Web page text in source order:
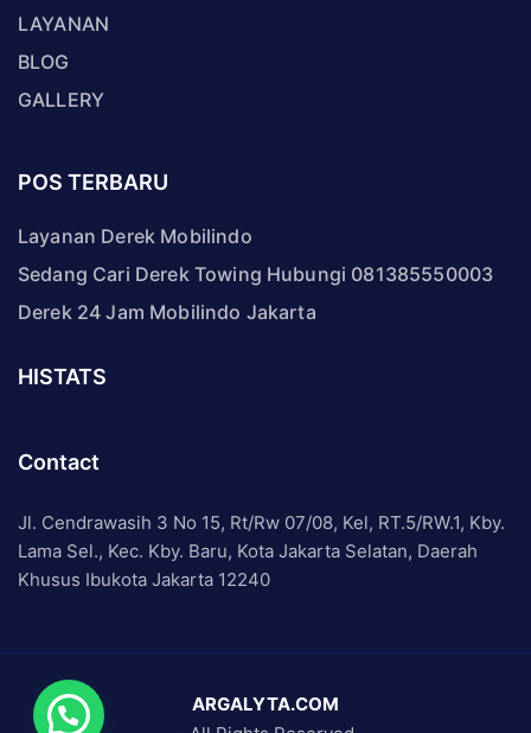
LAYANAN
BLOG
GALLERY
POS TERBARU
Layanan Derek Mobilindo
Sedang Cari Derek Towing Hubungi 081385550003
Derek 24 Jam Mobilindo Jakarta
HISTATS
Contact
Jl. Cendrawasih 3 No 15, Rt/Rw 07/08, Kel, RT.5/RW.1, Kby.
Lama Sel., Kec. Kby. Baru, Kota Jakarta Selatan, Daerah
Khusus Ibukota Jakarta 12240
ARGALYTA.COM